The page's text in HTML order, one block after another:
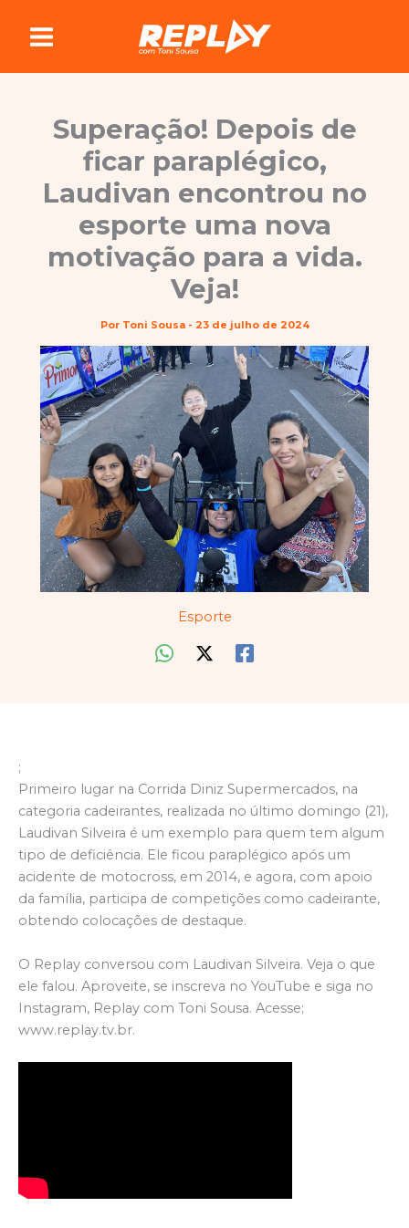
conteúdo
Superação! Depois de
ficar paraplégico,
Laudivan encontrou no
esporte uma nova
motivação para a vida.
Veja!
Por Toni Sousa - 23 de julho de 2024
Esporte
;
Primeiro lugar na Corrida Diniz Supermercados, na
categoria cadeirantes, realizada no último domingo (21),
Laudivan Silveira é um exemplo para quem tem algum
tipo de deficiência. Ele ficou paraplégico após um
acidente de motocross, em 2014, e agora, com apoio
da família, participa de competições como cadeirante,
obtendo colocações de destaque.
O Replay conversou com Laudivan Silveira. Veja o que
ele falou. Aproveite, se inscreva no YouTube e siga no
Instagram, Replay com Toni Sousa. Acesse;
www.replay.tv.br.